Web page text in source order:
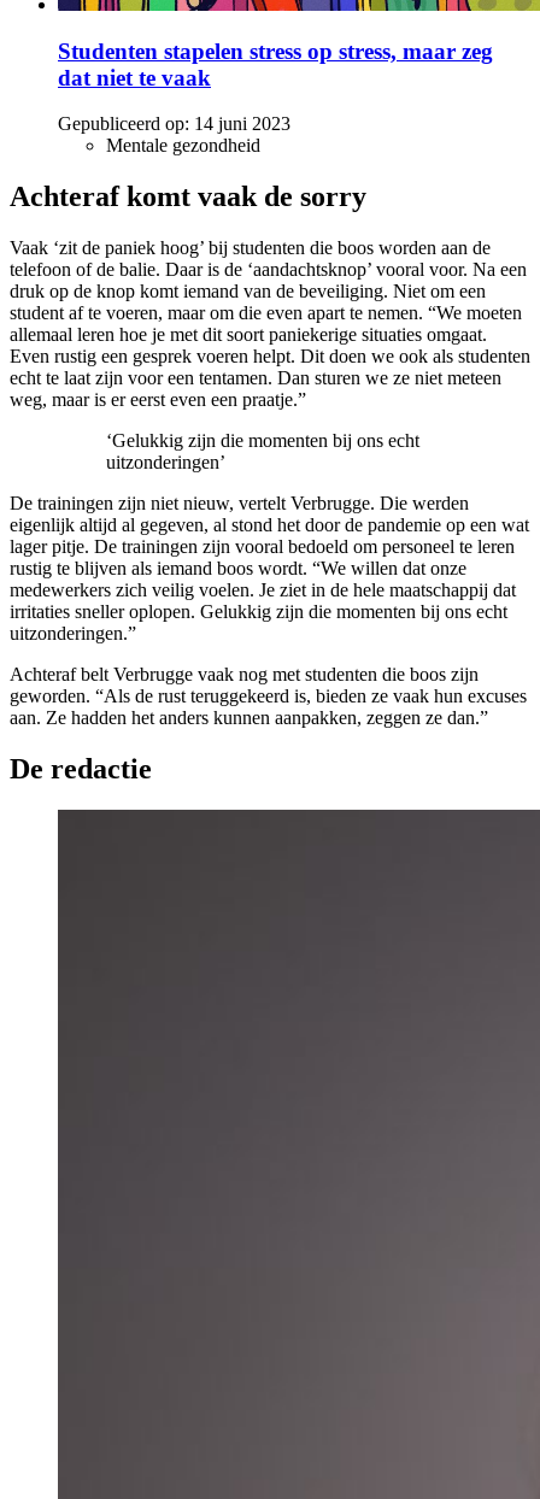
Studenten stapelen stress op stress, maar zeg
dat niet te vaak
Gepubliceerd op: 14 juni 2023
Mentale gezondheid
Achteraf komt vaak de sorry
Vaak ‘zit de paniek hoog’ bij studenten die boos worden aan de
telefoon of de balie. Daar is de ‘aandachtsknop’ vooral voor. Na een
druk op de knop komt iemand van de beveiliging. Niet om een
student af te voeren, maar om die even apart te nemen. “We moeten
allemaal leren hoe je met dit soort paniekerige situaties omgaat.
Even rustig een gesprek voeren helpt. Dit doen we ook als studenten
echt te laat zijn voor een tentamen. Dan sturen we ze niet meteen
weg, maar is er eerst even een praatje.”
‘Gelukkig zijn die momenten bij ons echt
uitzonderingen’
De trainingen zijn niet nieuw, vertelt Verbrugge. Die werden
eigenlijk altijd al gegeven, al stond het door de pandemie op een wat
lager pitje. De trainingen zijn vooral bedoeld om personeel te leren
rustig te blijven als iemand boos wordt. “We willen dat onze
medewerkers zich veilig voelen. Je ziet in de hele maatschappij dat
irritaties sneller oplopen. Gelukkig zijn die momenten bij ons echt
uitzonderingen.”
Achteraf belt Verbrugge vaak nog met studenten die boos zijn
geworden. “Als de rust teruggekeerd is, bieden ze vaak hun excuses
aan. Ze hadden het anders kunnen aanpakken, zeggen ze dan.”
De redactie